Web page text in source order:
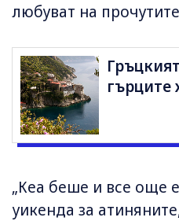
любуват на
гърците
„Кеа беше и все още
уикенда за